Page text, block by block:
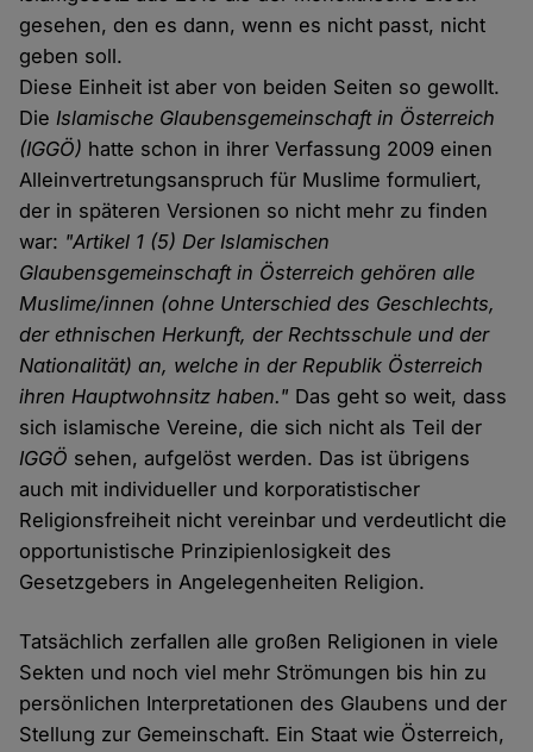
gesehen, den es dann, wenn es nicht passt, nicht
geben soll.
Diese Einheit ist aber von beiden Seiten so gewollt.
DieIslamische Glaubensgemeinschaft in Österreich
(IGGÖ) hatte schon in ihrer Verfassung 2009 einen
Alleinvertretungsanspruch für Muslime formuliert,
der in späteren Versionen so nicht mehr zu finden
war: "Artikel 1 (5) Der Islamischen
Glaubensgemeinschaft in Österreich gehören alle
Muslime/innen (ohne Unterschied des Geschlechts,
der ethnischen Herkunft, der Rechtsschule und der
Nationalität) an, welche in der Republik Österreich
ihren Hauptwohnsitz haben." Das geht so weit, dass
sich islamische Vereine, die sich nicht als Teil der
IGGÖ sehen, aufgelöst werden. Das ist übrigens
auch mit individueller und korporatistischer
Religionsfreiheit nicht vereinbar und verdeutlicht die
opportunistische Prinzipienlosigkeit des
Gesetzgebers in Angelegenheiten Religion.
Tatsächlich zerfallen alle großen Religionen in viele
Sekten und noch viel mehr Strömungen bis hin zu
persönlichen Interpretationen des Glaubens und der
Stellung zur Gemeinschaft. Ein Staat wie Österreich,